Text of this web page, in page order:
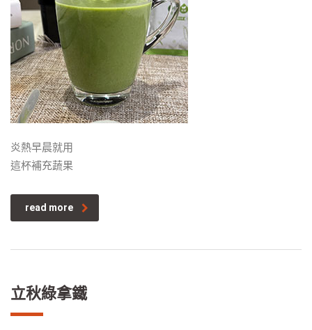
炎熱早晨就用
這杯補充蔬果
read more
立秋綠拿鐵